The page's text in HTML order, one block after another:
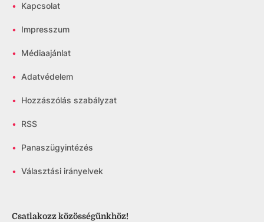
• Kapcsolat
• Impresszum
• Médiaajánlat
• Adatvédelem
• Hozzászólás szabályzat
• RSS
• Panaszügyintézés
• Választási irányelvek
Csatlakozz közösségünkhöz!